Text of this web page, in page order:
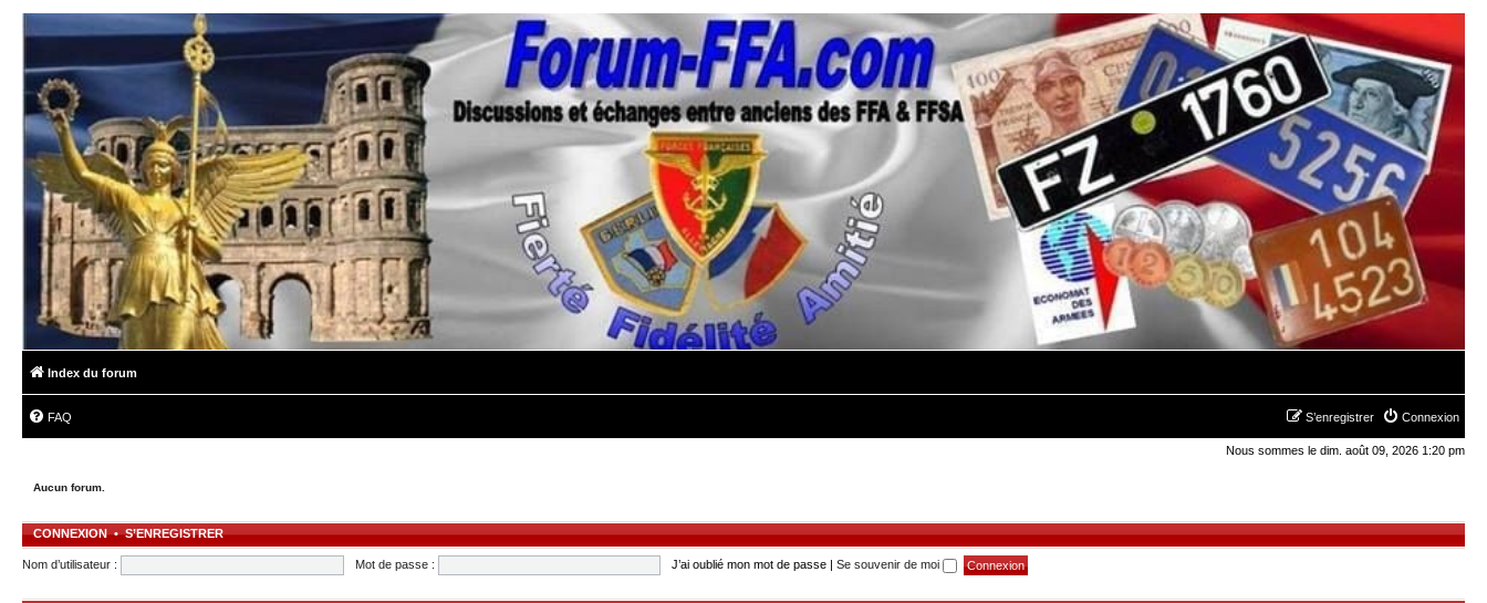
Index du forum
FAQ Connexion
S’enregistrer
Nous sommes le dim. août 09, 2026 1:20 pm
Aucun forum.
CONNEXION•S’ENREGISTRER
Nom d’utilisateur : Mot de passe : J’ai oublié mon mot de passe Se souvenir de moi